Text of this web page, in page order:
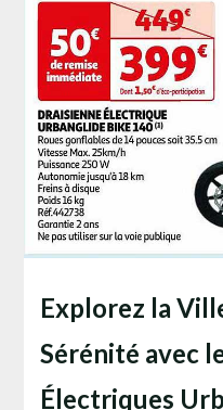
Explorez la
Sérénité avec
Électriques